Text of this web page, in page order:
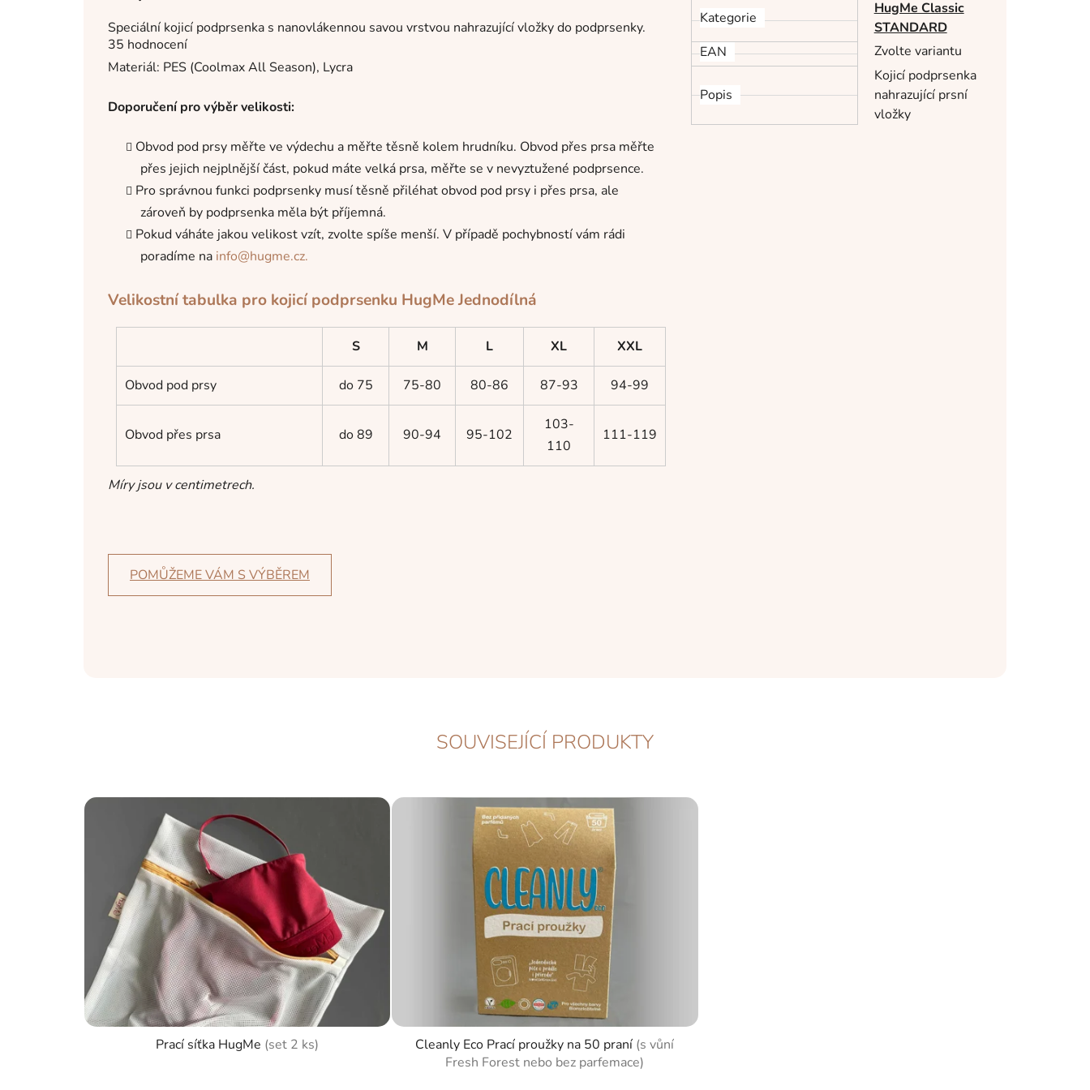
Průměrné
hodnocení
produktu
je
4,9
5
hvězdiček.
35 hodnocení
Speciální kojicí podprsenka s nanovlákennou savou vrstvou nahrazující vložky do podprsenky.
Materiál: PES (Coolmax All Season), Lycra
Doporučení pro výběr velikosti:
Obvod pod prsy měřte ve výdechu a měřte těsně kolem hrudníku. Obvod přes prsa měřte
přes jejich nejplnější část, pokud máte velká prsa, měřte se v nevyztužené podprsence.
Pro správnou funkci podprsenky musí těsně přiléhat obvod pod prsy i přes prsa, ale
zároveň by podprsenka měla být příjemná.
Pokud váháte jakou velikost vzít, zvolte spíše menší. V případě pochybností vám rádi
poradíme na info@hugme.cz.
Velikostní tabulka pro kojicí podprsenku HugMe Jednodílná
S M L XL XXL
Obvod pod prsy do 75 75-80 80-86 87-93 94-99
Obvod přes prsa do 89 90-94 95-102
103-
110
111-119
Míry jsou v centimetrech.
POMŮŽEME VÁM S VÝBĚREM
Kategorie
HugMe Classic
STANDARD
EAN
Zvolte variantu
Popis
Kojicí podprsenka
nahrazující prsní
vložky
SOUVISEJÍCÍ PRODUKTY
Prací síťka HugMe (set 2 ks) Cleanly Eco Prací proužky na 50 praní (s vůní
Fresh Forest nebo bez parfemace)